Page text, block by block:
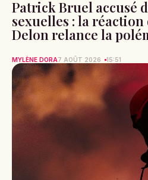
Patrick Bruel accusé
sexuelles : la réaction
Delon relance la
MYLÈNE DORA7 AOÛT 2026 15:51